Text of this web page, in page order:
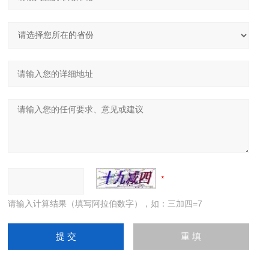
请输入计算结果（填写阿拉伯数字），如：三加四=7